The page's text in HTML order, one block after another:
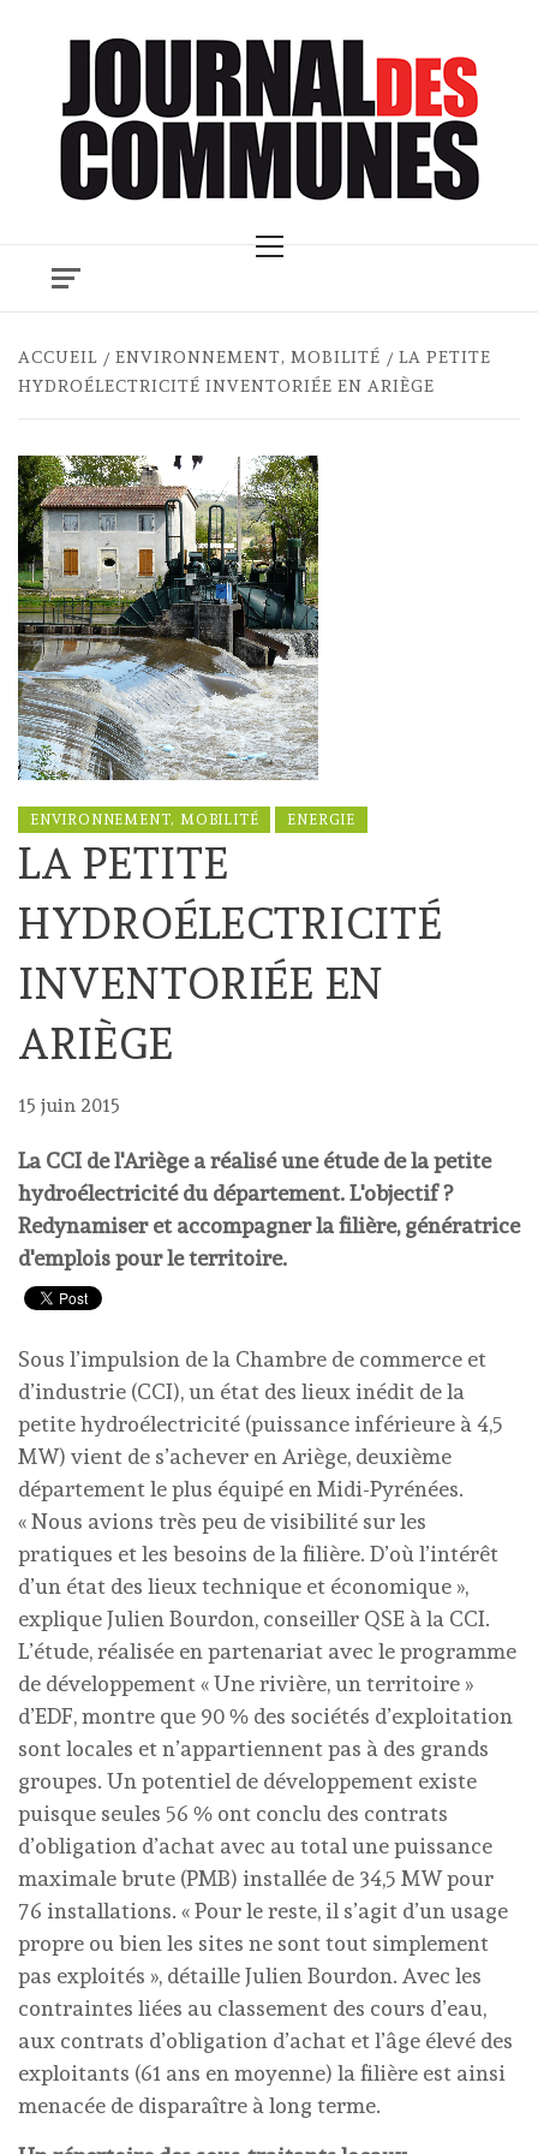
Menu
ACCUEIL ENVIRONNEMENT, MOBILITÉ
LA PETITE
HYDROÉLECTRICITÉ INVENTORIÉE EN ARIÈGE
ENVIRONNEMENT, MOBILITÉ ENERGIE
LA PETITE
HYDROÉLECTRICITÉ
INVENTORIÉE EN
ARIÈGE
15 juin 2015
La CCI de l'Ariège a réalisé une étude de la petite
hydroélectricité du département. L'objectif ?
Redynamiser et accompagner la filière, génératrice
d'emplois pour le territoire.
Sous l’impulsion de la Chambre de commerce et
d’industrie (CCI), un état des lieux inédit de la
petite hydroélectricité (puissance inférieure à 4,5
MW) vient de s’achever en Ariège, deuxième
département le plus équipé en Midi-Pyrénées.
« Nous avions très peu de visibilité sur les
pratiques et les besoins de la filière. D’où l’intérêt
d’un état des lieux technique et économique »,
explique Julien Bourdon, conseiller QSE à la CCI.
L’étude, réalisée en partenariat avec le programme
de développement « Une rivière, un territoire »
d’EDF, montre que 90 % des sociétés d’exploitation
sont locales et n’appartiennent pas à des grands
groupes. Un potentiel de développement existe
puisque seules 56 % ont conclu des contrats
d’obligation d’achat avec au total une puissance
maximale brute (PMB) installée de 34,5 MW pour
76 installations. « Pour le reste, il s’agit d’un usage
propre ou bien les sites ne sont tout simplement
pas exploités », détaille Julien Bourdon. Avec les
contraintes liées au classement des cours d’eau,
aux contrats d’obligation d’achat et l’âge élevé des
exploitants (61 ans en moyenne) la filière est ainsi
menacée de disparaître à long terme.